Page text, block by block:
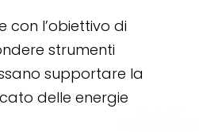
con l’obiettivo di
strumenti
supportare la
delle energie